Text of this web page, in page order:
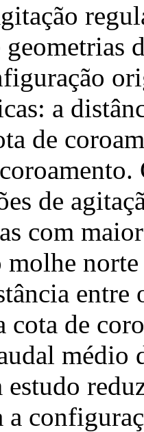
geometrias
a
de
de
com
molhe
entre
cota de
médio
estudo
a